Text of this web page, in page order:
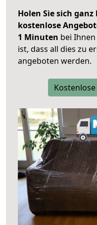
Holen Sie sich
kostenlose
1 Minuten bei
ist, dass all dies zu
angeboten werden.